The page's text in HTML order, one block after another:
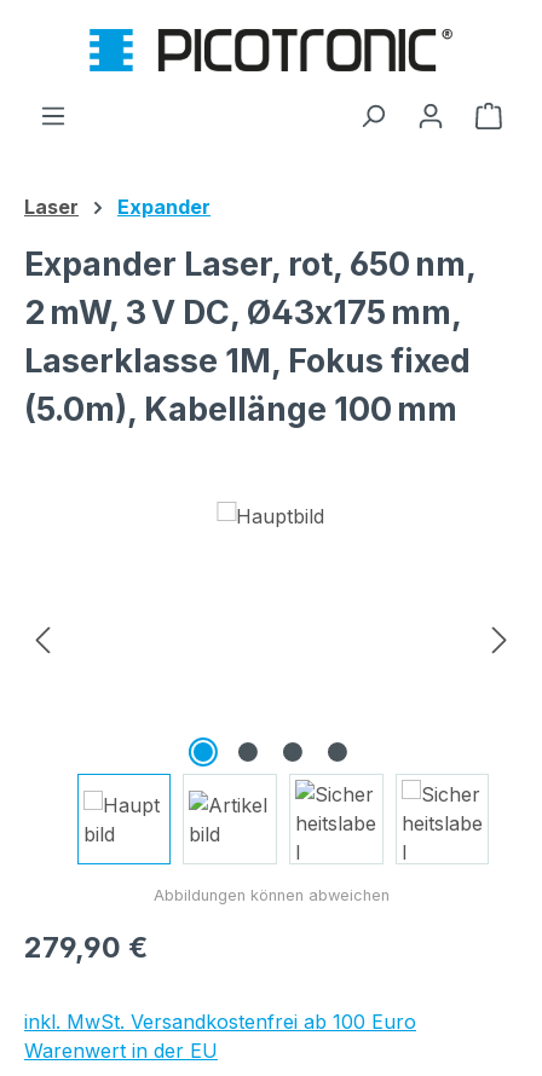
Zum Hauptinhalt springen
Laser Expander
Expander Laser, rot, 650 nm,
2 mW, 3 V DC, Ø43x175 mm,
Laserklasse 1M, Fokus fixed
(5.0m), Kabellänge 100 mm
Bildergalerie überspringen
Regulärer Preis:
279,90 €
inkl. MwSt. Versandkostenfrei ab 100 Euro
Warenwert in der EU